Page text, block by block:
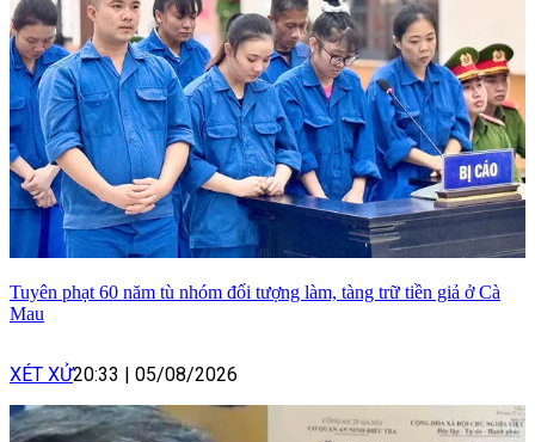
Tuyên phạt 60 năm tù nhóm đối tượng làm, tàng trữ tiền giả ở Cà
Mau
XÉT XỬ20:33 05/08/2026